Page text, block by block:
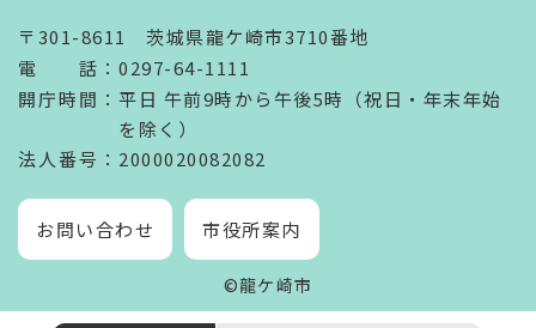
〒301-8611 茨城県龍ケ崎市3710番地
電話 ： 0297-64-1111
開庁時間 ： 平日 午前9時から午後5時（祝日・年末年始
を除く）
法人番号 ：2000020082082
お問い合わせ 市役所案内
©龍ケ崎市